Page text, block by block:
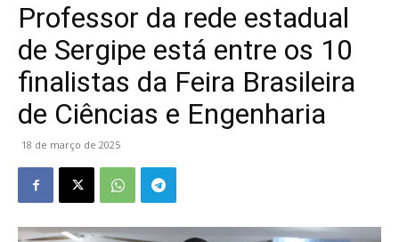
Professor da rede estadual
de Sergipe está entre os 10
finalistas da Feira Brasileira
de Ciências e Engenharia
18 de março de 2025